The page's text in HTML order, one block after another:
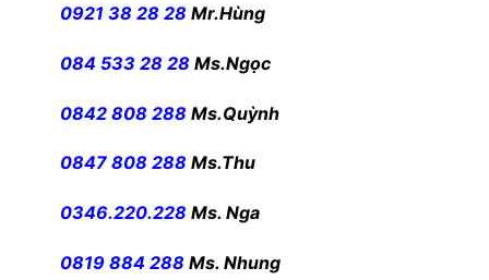
0921 38 28 28 Mr.Hùng
084 533 28 28 Ms.Ngọc
0842 808 288 Ms.Quỳnh
0847 808 288 Ms.Thu
0346.220.228 Ms. Nga
0819 884 288 Ms. Nhung